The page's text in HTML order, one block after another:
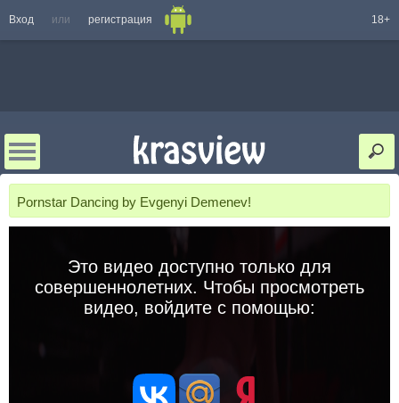
Вход или регистрация 18+
Pornstar Dancing by Evgenyi Demenev!
Это видео доступно только для
совершеннолетних. Чтобы просмотреть
видео, войдите с помощью: